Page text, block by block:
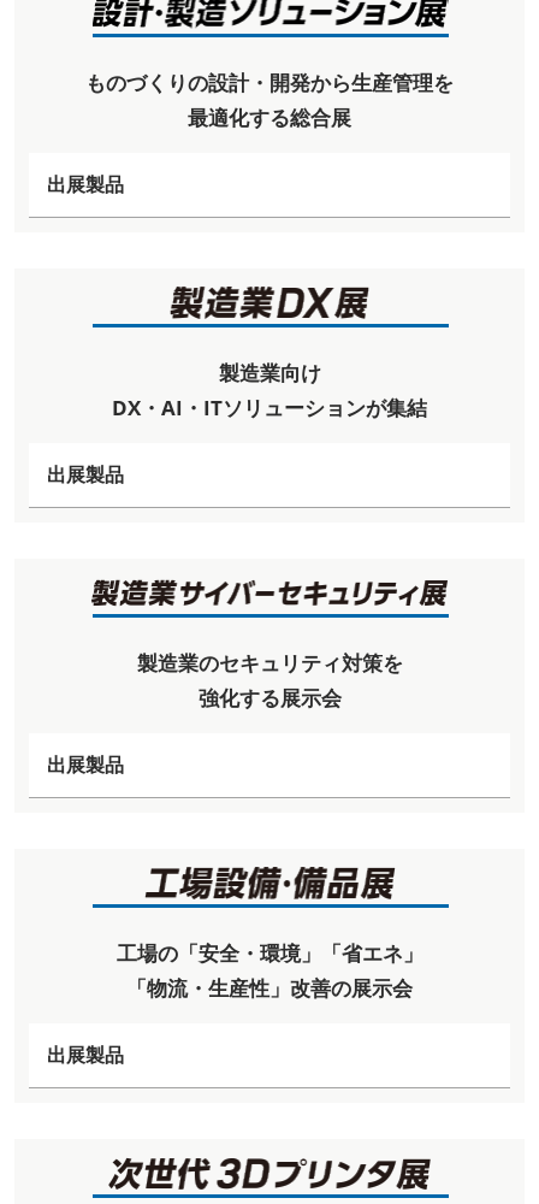
ものづくりの設計・開発から生産管理を
最適化する総合展
出展製品
製造業向け
DX・AI・ITソリューションが集結
出展製品
製造業のセキュリティ対策を
強化する展示会
出展製品
工場の「安全・環境」「省エネ」
「物流・生産性」改善の展示会
出展製品